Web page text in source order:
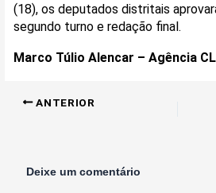
(18), os deputados distritais
segundo turno e redação final.
Marco Túlio Alencar – Agência
ANTERIOR
Deixe um comentário